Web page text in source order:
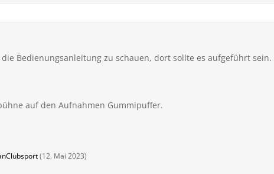
Bedienungsanleitung zu schauen, dort sollte es aufgeführt sein.
auf den Aufnahmen Gummipuffer.
(12. Mai 2023)